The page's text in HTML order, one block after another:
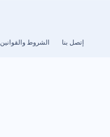
إتصل بنا الشروط والقوانين